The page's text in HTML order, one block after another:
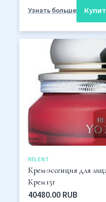
Узнать больше
RELENT
Крем-эссенция для
Крем 15г
40480.00 RUB